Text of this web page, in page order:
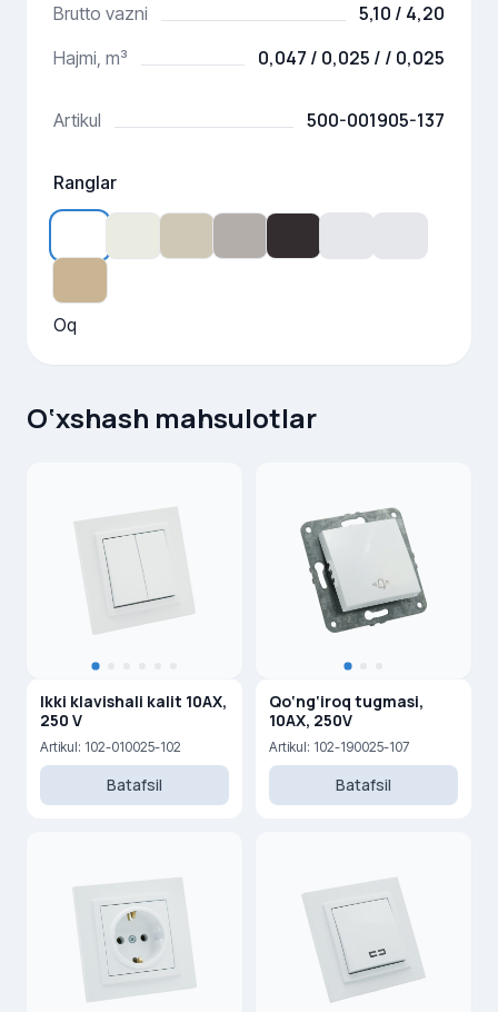
Brutto vazni 5,10 / 4,20
Hajmi, m³ 0,047 / 0,025 / / 0,025
Artikul 500-001905-137
Ranglar
Oq
O‘xshash mahsulotlar
Ikki klavishali kalit 10AX,
250 V
Artikul: 102-010025-102
Batafsil
Qo‘ng‘iroq tugmasi,
10AX, 250V
Artikul: 102-190025-107
Batafsil